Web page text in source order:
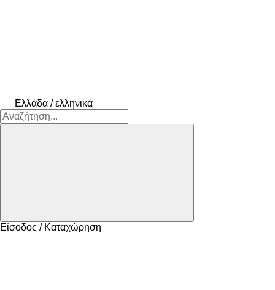
Ελλάδα / ελληνικά
Είσοδος / Καταχώρηση